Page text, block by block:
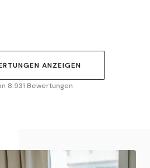
ANZEIGEN
8.931 Bewertungen